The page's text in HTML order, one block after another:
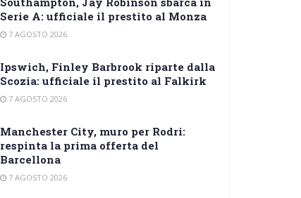
Serie A: ufficiale il prestito al Monza
7 AGOSTO 2026
Ipswich, Finley Barbrook riparte dalla
Scozia: ufficiale il prestito al Falkirk
7 AGOSTO 2026
Manchester City, muro per Rodri:
respinta la prima offerta del
Barcellona
7 AGOSTO 2026